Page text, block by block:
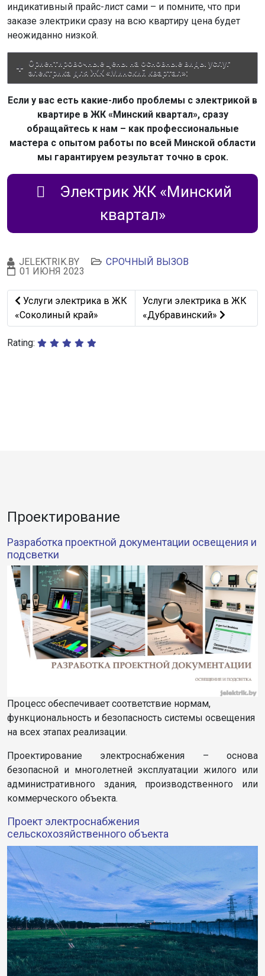
индикативный прайс-лист сами – и помните, что при
заказе электрики сразу на всю квартиру цена будет
неожиданно низкой.
Ориентировочные цены на основные виды услуг
электрика для ЖК «Минский квартал»:
Если у вас есть какие-либо проблемы с электрикой в
квартире в ЖК «Минский квартал», сразу
обращайтесь к нам – как профессиональные
мастера с опытом работы по всей Минской области
мы гарантируем результат точно в срок.
Электрик ЖК «Минский
квартал»
JELEKTRIK.BY
СРОЧНЫЙ ВЫЗОВ
01 ИЮНЯ 2023
Предыдущий: Услуги электрика в ЖК «Соколиный
Услуги электрика в ЖК
«Соколиный край»
Следующий: Услуги
Услуги электрика в ЖК
«Дубравинский»
Rating:
Проектирование
Разработка проектной документации освещения и
подсветки
Процесс обеспечивает соответствие нормам,
функциональность и безопасность системы освещения
на всех этапах реализации.
Проектирование электроснабжения – основа
безопасной и многолетней эксплуатации жилого или
административного здания, производственного или
коммерческого объекта.
Проект электроснабжения
сельскохозяйственного объекта